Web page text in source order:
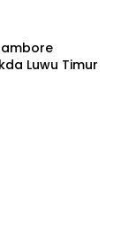
Luwu Timur